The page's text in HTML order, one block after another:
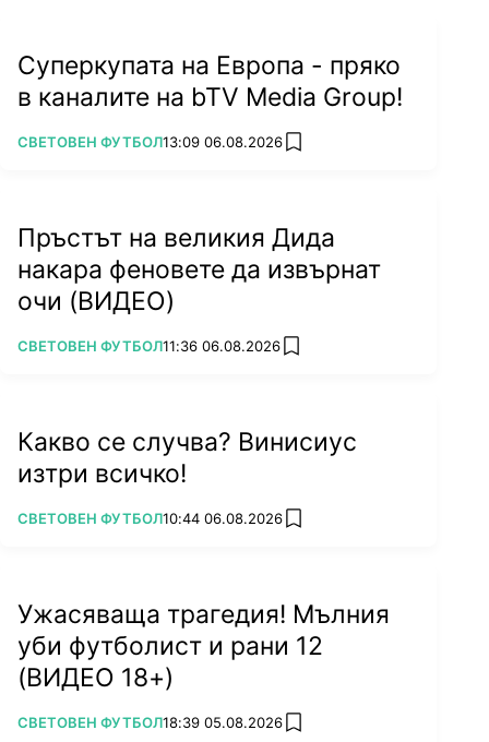
Суперкупата на Европа - пряко
в каналите на bTV Media Group!
ПОВЕЧЕ ОТ
СВЕТОВЕН ФУТБОЛ13:09 06.08.2026 add favorites
Пръстът на великия Дида
накара феновете да извърнат
очи (ВИДЕО)
ПОВЕЧЕ ОТ
СВЕТОВЕН ФУТБОЛ11:36 06.08.2026 add favorites
Какво се случва? Винисиус
изтри всичко!
ПОВЕЧЕ ОТ
СВЕТОВЕН ФУТБОЛ10:44 06.08.2026 add favorites
Ужасяваща трагедия! Мълния
уби футболист и рани 12
(ВИДЕО 18+)
ПОВЕЧЕ ОТ
СВЕТОВЕН ФУТБОЛ18:39 05.08.2026 add favorites